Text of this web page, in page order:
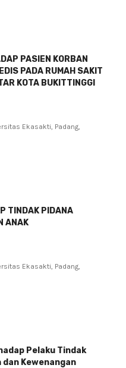
PASIEN KORBAN
PADA RUMAH SAKIT
KOTA BUKITTINGGI
Ekasakti, Padang,
TINDAK PIDANA
ANAK
Ekasakti, Padang,
Pelaku Tindak
dan Kewenangan